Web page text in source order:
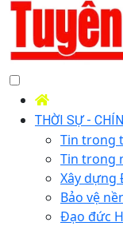
THỜI SỰ -
Tin trong
Tin trong
Xây dựng
Bảo vệ
Đạo đức